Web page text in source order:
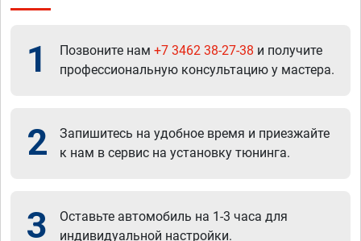
1 Позвоните нам +7 3462 38-27-38 и получите
профессиональную консультацию у мастера.
2
Запишитесь на удобное время и приезжайте
к нам в сервис на установку тюнинга.
3
Оставьте автомобиль на 1-3 часа для
индивидуальной настройки.